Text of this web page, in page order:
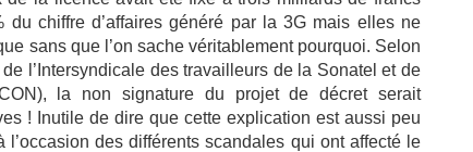
du chiffre d’affaires généré par la 3G mais elles ne
sans que l’on sache véritablement pourquoi. Selon
l’Intersyndicale des travailleurs de la Sonatel et de
la non signature du projet de décret serait
! Inutile de dire que cette explication est aussi peu
des différents scandales qui ont affecté le